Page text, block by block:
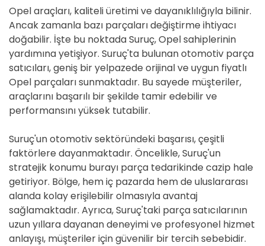
Opel araçları, kaliteli üretimi ve dayanıklılığıyla bilinir.
Ancak zamanla bazı parçaları değiştirme ihtiyacı
doğabilir. İşte bu noktada Suruç, Opel sahiplerinin
yardımına yetişiyor. Suruç'ta bulunan otomotiv parça
satıcıları, geniş bir yelpazede orijinal ve uygun fiyatlı
Opel parçaları sunmaktadır. Bu sayede müşteriler,
araçlarını başarılı bir şekilde tamir edebilir ve
performansını yüksek tutabilir.
Suruç'un otomotiv sektöründeki başarısı, çeşitli
faktörlere dayanmaktadır. Öncelikle, Suruç'un
stratejik konumu burayı parça tedarikinde cazip hale
getiriyor. Bölge, hem iç pazarda hem de uluslararası
alanda kolay erişilebilir olmasıyla avantaj
sağlamaktadır. Ayrıca, Suruç'taki parça satıcılarının
uzun yıllara dayanan deneyimi ve profesyonel hizmet
anlayışı, müşteriler için güvenilir bir tercih sebebidir.